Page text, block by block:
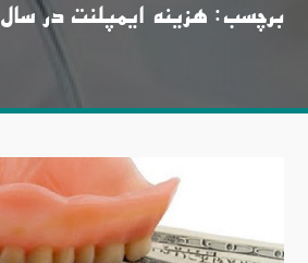
برچسب: هزینه ایمپلنت در سال 1399